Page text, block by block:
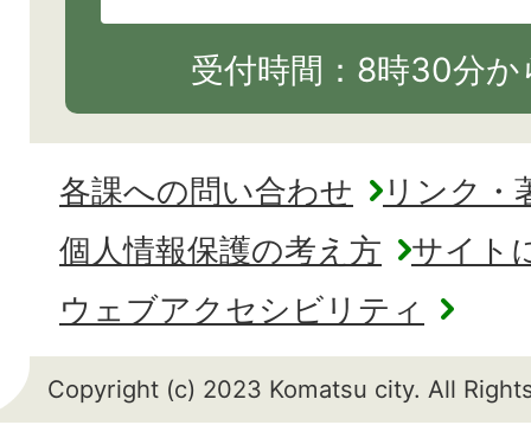
受付時間：8時30分
各課への問い合わせ
リンク・
個人情報保護の考え方
サイト
ウェブアクセシビリティ
Copyright (c) 2023 Komatsu city. All